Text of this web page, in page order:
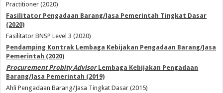
Practitioner (2020)
Fasilitator Pengadaan Barang/Jasa Pemerintah Tingkat Dasar
(2020)
Fasilitator BNSP Level 3 (2020)
Pendamping Kontrak Lembaga Kebijakan Pengadaan Barang/Jasa
Pemerintah (2020)
Procurement Probity Advisor Lembaga Kebijakan Pengadaan
Barang/Jasa Pemerintah (2019)
Ahli Pengadaan Barang/Jasa Tingkat Dasar (2015)